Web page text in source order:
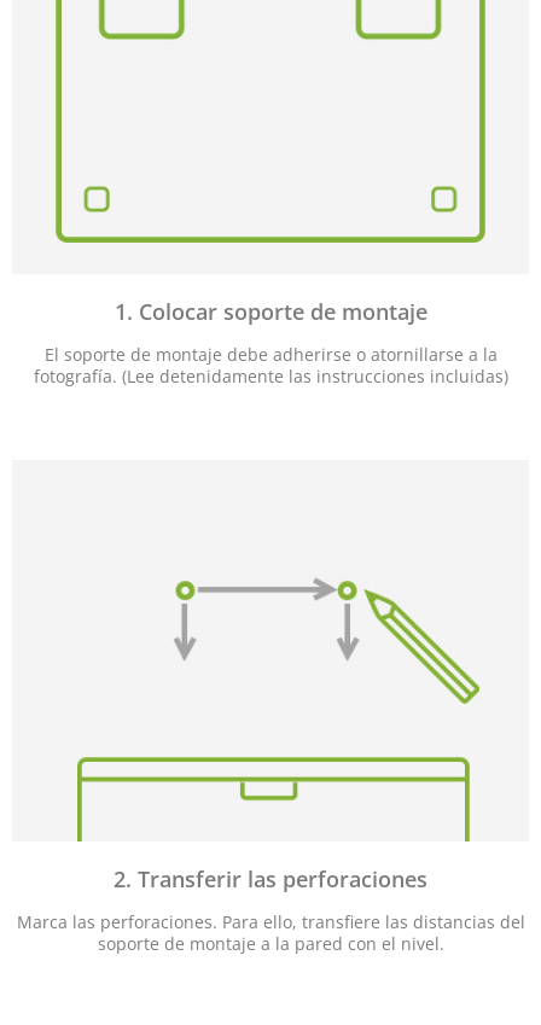
1. Colocar soporte de montaje
El soporte de montaje debe adherirse o atornillarse a la
fotografía. (Lee detenidamente las instrucciones incluidas)
2. Transferir las perforaciones
Marca las perforaciones. Para ello, transfiere las distancias del
soporte de montaje a la pared con el nivel.